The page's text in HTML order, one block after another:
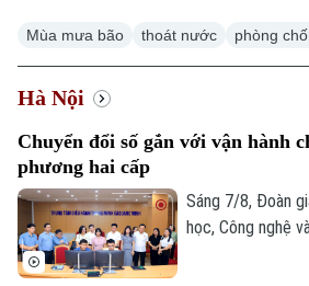
Xã hội
An ninh trật tự
Công nghệ
Nhịp sống Hà Nội
Người Hà Nội
Khoảnh khắc Hà Nội
Ẩm thực
Thế giới
Quân sự
Hồ sơ
Người Việt 4 phương
Kinh tế
Tin tức
Cafe sáng
Nhà đất
Tin tức
Tàu và Xe
Mùa mưa bão thoát nước phòng
Hà Nội
Chuyển đổi số gắn với vận hành
phương hai cấp
Sáng 7/8, Đoàn
học, Công nghệ